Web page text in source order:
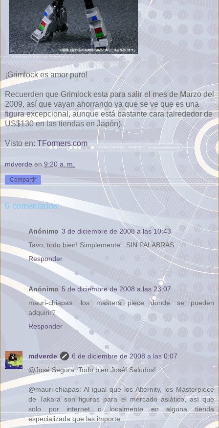
¡Grimlock es amor puro!
Recuerden que Grimlock esta para salir el mes de Marzo del
2009, así que vayan ahorrando ya que se ve que es una
figura excepcional, aunque está bastante cara (alrededor de
US$130 en las tiendas en Japón).
Visto en: TFormers.com
mdverde en 9:20 a. m.
Compartir
6 comentarios:
Anónimo 3 de diciembre de 2008 a las 10:43
Tavo, todo bien! Simplemente...SIN PALABRAS.
Responder
Anónimo 5 de diciembre de 2008 a las 23:07
mauri-chiapas: los masters piece donde se pueden
adquirir?
Responder
mdverde
6 de diciembre de 2008 a las 0:07
@José Segura: Todo bien José! Saludos!
@mauri-chiapas: Al igual que los Alternity, los Masterpiece
de Takara son figuras para el mercado asiático, así que
solo por internet o localmente en alguna tienda
especializada que las importe.